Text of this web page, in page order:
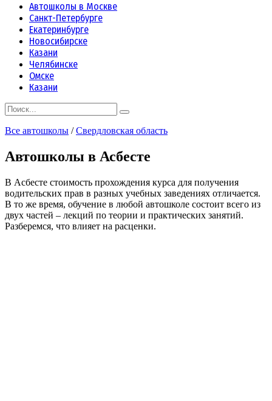
Автошколы в Москве
Санкт-Петербурге
Екатеринбурге
Новосибирске
Казани
Челябинске
Омске
Казани
Search
for:
Все автошколы /Свердловская область
Автошколы в Асбесте
В Асбесте стоимость прохождения курса для получения
водительских прав в разных учебных заведениях отличается.
В то же время, обучение в любой автошколе состоит всего из
двух частей – лекций по теории и практических занятий.
Разберемся, что влияет на расценки.